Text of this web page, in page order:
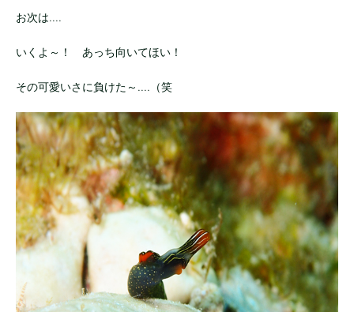
お次は....
いくよ～！ あっち向いてほい！
その可愛いさに負けた～....（笑